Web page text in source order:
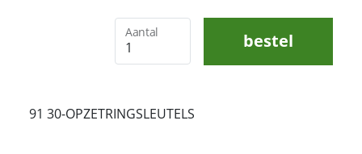
Aantal bestel
91 30-OPZETRINGSLEUTELS